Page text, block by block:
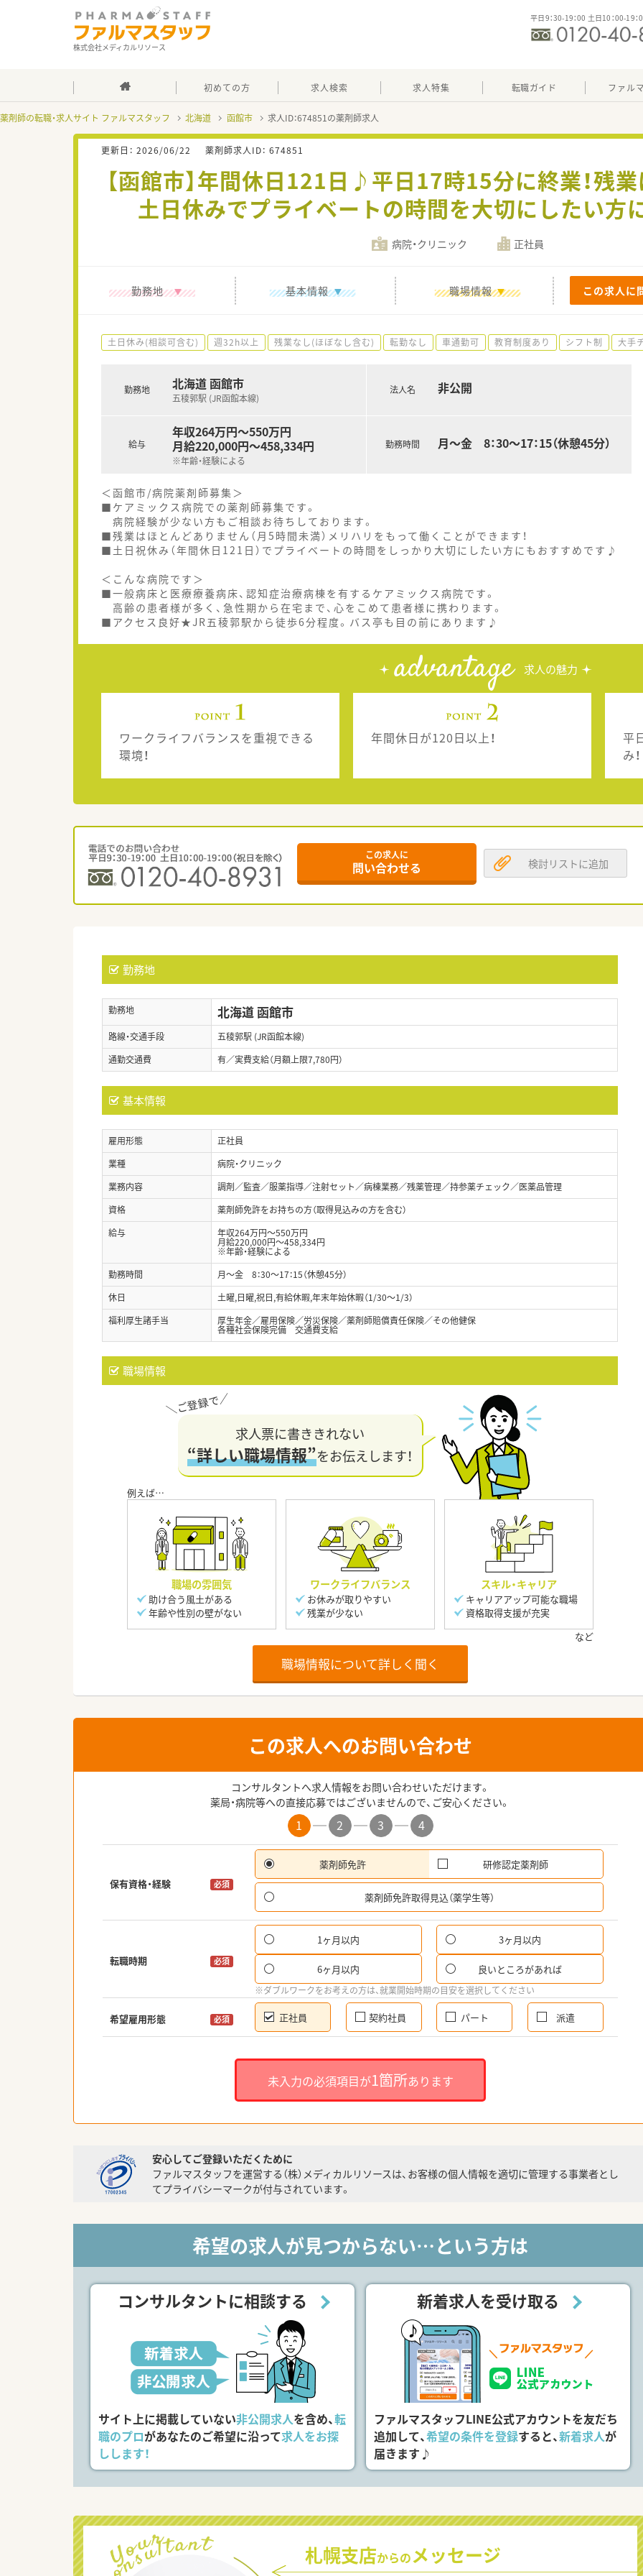
株式会社メディカルリソース
平日9：30-19：00 土日10：00-19：
初めての方 求人検索 求人特集 転職ガイド ファル
薬剤師の転職・求人サイト ファルマスタッフ 北海道 函館市 求人ID：674851の薬剤師求人
更新日： 2026/06/22 薬剤師求人ID： 674851
【函館市】年間休日121日♪平日17時15分に終業！残
土日休みでプライベートの時間を大切にしたい
病院・クリニック 正社員
勤務地 基本情報 職場情報 この求人に
土日休み(相談可含む) 週32h以上 残業なし(ほぼなし含む) 転勤なし 車通勤可 教育制度あり シフト制 大手
勤務地 北海道 函館市
五稜郭駅 (JR函館本線)
給与
年収264万円～550万円
月給220,000円～458,334円
※年齢・経験による
法人名 非公開
勤務時間 月～金 8：30～17：15（休憩45分）
＜函館市/病院薬剤師募集＞
■ケアミックス病院での薬剤師募集です。
病院経験が少ない方もご相談お待ちしております。
■残業はほとんどありません（月5時間未満）メリハリをもって働くことができます！
■土日祝休み（年間休日121日）でプライベートの時間をしっかり大切にしたい方にもおすすめです♪
＜こんな病院です＞
■一般病床と医療療養病床、認知症治療病棟を有するケアミックス病院です。
高齢の患者様が多く、急性期から在宅まで、心をこめて患者様に携わります。
■アクセス良好★JR五稜郭駅から徒歩6分程度。バス亭も目の前にあります♪
advantage 求人の魅力
ワークライフバランスを重視できる
環境！
年間休日が120日以上！
平
み！
この求人に
問い合わせる 検討リストに追加
勤務地
勤務地 北海道 函館市
路線・交通手段
五稜郭駅 (JR函館本線)
通勤交通費
有／実費支給（月額上限7,780円）
基本情報
雇用形態
正社員
業種
病院・クリニック
業務内容
調剤／監査／服薬指導／注射セット／病棟業務／残薬管理／持参薬チェック／医薬品管理
資格
薬剤師免許をお持ちの方（取得見込みの方を含む）
給与
年収264万円～550万円
月給220,000円～458,334円
※年齢・経験による
勤務時間
月～金 8：30～17：15（休憩45分）
休日
土曜,日曜,祝日,有給休暇,年末年始休暇（1/30～1/3）
福利厚生諸手当
厚生年金／雇用保険／労災保険／薬剤師賠償責任保険／その他健保
各種社会保険完備 交通費支給
職場情報
求人票に書ききれない
“詳しい職場情報”をお伝えします！
職場の雰囲気
助け合う風土がある
年齢や性別の壁がない
ワークライフバランス
お休みが取りやすい
残業が少ない
スキル・キャリア
キャリアアップ可能な職場
資格取得支援が充実
職場情報について詳しく聞く
この求人へのお問い合わせ
コンサルタントへ求人情報をお問い合わせいただけます。
薬局・病院等への直接応募ではございませんので、ご安心ください。
1 2 3 4
保有資格・経験 必須
薬剤師免許 研修認定薬剤師
薬剤師免許取得見込（薬学生等）
転職時期 必須
1ヶ月以内 3ヶ月以内
6ヶ月以内 良いところがあれば
※ダブルワークをお考えの方は、就業開始時期の目安を選択してください
希望雇用形態 必須 正社員 契約社員 パート 派遣
未入力の必須項目が1箇所あります
安心してご登録いただくために
ファルマスタッフを運営する（株）メディカルリソースは、お客様の個人情報を適切に管理する事業者とし
てプライバシーマークが付与されています。
希望の求人が見つからない…という方は
コンサルタントに相談する
サイト上に掲載していない非公開求人を含め、転
職のプロがあなたのご希望に沿って求人をお探
しします！
新着求人を受け取る
ファルマスタッフLINE公式アカウントを友だち
追加して、希望の条件を登録すると、新着求人が
届きます♪
札幌支店からのメッセージ